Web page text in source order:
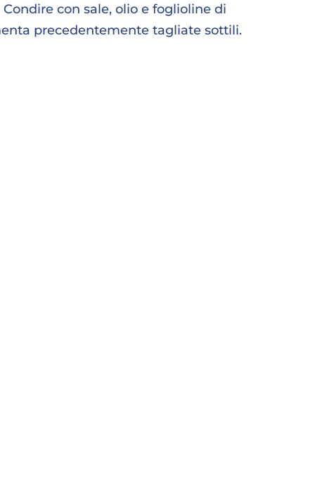
Condire con sale, olio e foglioline di
precedentemente tagliate sottili.